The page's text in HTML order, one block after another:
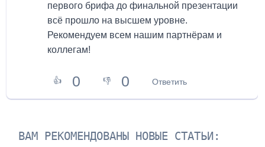
первого брифа до финальной презентации
всё прошло на высшем уровне.
Рекомендуем всем нашим партнёрам и
коллегам!
👍 0 👎 0 Ответить
ВАМ РЕКОМЕНДОВАНЫ НОВЫЕ СТАТЬИ: